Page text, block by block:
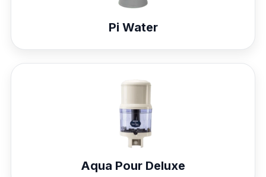
Pi Water
Aqua Pour Deluxe